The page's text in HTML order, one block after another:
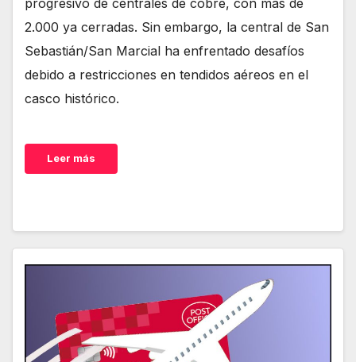
2.000 ya cerradas. Sin embargo, la central de San
Sebastián/San Marcial ha enfrentado desafíos
debido a restricciones en tendidos aéreos en el
casco histórico.
Leer más